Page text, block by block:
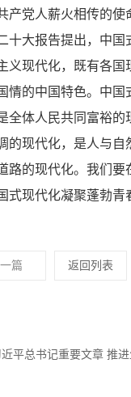
产党人薪火相传的使
十大报告提出，中国
义现代化，既有各国
情的中国特色。中国
全体人民共同富裕的
的现代化，是人与自
路的现代化。我们要
式现代化凝聚蓬勃青
篇 返回列表
近平总书记重要文章 推